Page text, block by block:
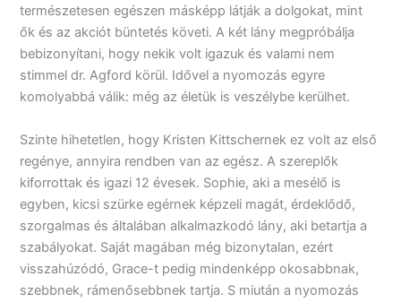
természetesen egészen másképp látják a dolgokat, mint
ők és az akciót büntetés követi. A két lány megpróbálja
bebizonyítani, hogy nekik volt igazuk és valami nem
stimmel dr. Agford körül. Idővel a nyomozás egyre
komolyabbá válik: még az életük is veszélybe kerülhet.
Szinte hihetetlen, hogy Kristen Kittschernek ez volt az első
regénye, annyira rendben van az egész. A szereplők
kiforrottak és igazi 12 évesek. Sophie, aki a mesélő is
egyben, kicsi szürke egérnek képzeli magát, érdeklődő,
szorgalmas és általában alkalmazkodó lány, aki betartja a
szabályokat. Saját magában még bizonytalan, ezért
visszahúzódó, Grace-t pedig mindenképp okosabbnak,
szebbnek, rámenősebbnek tartja. S miután a nyomozás